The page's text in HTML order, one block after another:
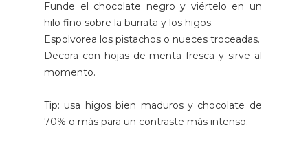
Funde el chocolate negro y viértelo en un
hilo fino sobre la burrata y los higos.
Espolvorea los pistachos o nueces troceadas.
Decora con hojas de menta fresca y sirve al
momento.
Tip: usa higos bien maduros y chocolate de
70% o más para un contraste más intenso.